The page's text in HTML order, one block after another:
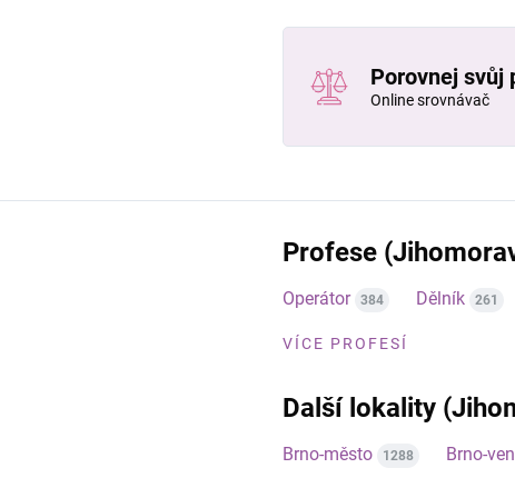
Porovnej svůj
Online srovnávač
Profese
Operátor 384 Dělník 261
VÍCE PROFESÍ
Další lokality
Brno-město 1288 Brno-